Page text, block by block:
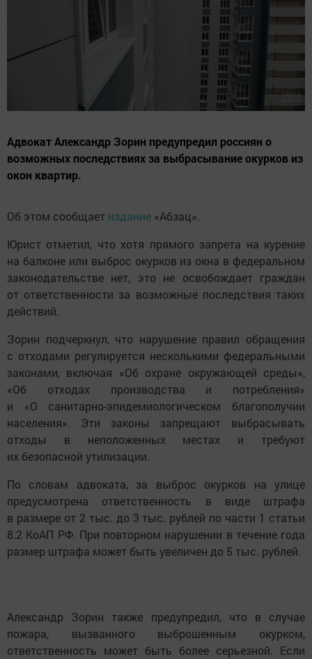
Адвокат Александр Зорин предупредил россиян о
возможных последствиях за выбрасывание окурков из
окон квартир.
Об этом сообщает издание «Абзац».
Юрист отметил, что хотя прямого запрета на курение
на балконе или выброс окурков из окна в федеральном
законодательстве нет, это не освобождает граждан
от ответственности за возможные последствия таких
действий.
Зорин подчеркнул, что нарушение правил обращения
с отходами регулируется несколькими федеральными
законами, включая «Об охране окружающей среды»,
«Об отходах производства и потребления»
и «О санитарно-эпидемиологическом благополучии
населения». Эти законы запрещают выбрасывать
отходы в неположенных местах и требуют
их безопасной утилизации.
По словам адвоката, за выброс окурков на улице
предусмотрена ответственность в виде штрафа
в размере от 2 тыс. до 3 тыс. рублей по части 1 статьи
8.2 КоАП РФ. При повторном нарушении в течение года
размер штрафа может быть увеличен до 5 тыс. рублей.
Александр Зорин также предупредил, что в случае
пожара, вызванного выброшенным окурком,
ответственность может быть более серьезной. Если